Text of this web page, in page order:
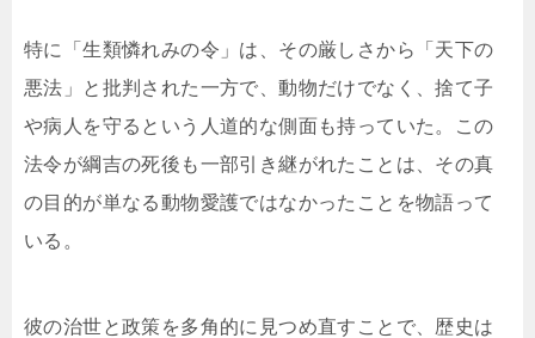
特に「生類憐れみの令」は、その厳しさから「天下の
悪法」と批判された一方で、動物だけでなく、捨て子
や病人を守るという人道的な側面も持っていた。この
法令が綱吉の死後も一部引き継がれたことは、その真
の目的が単なる動物愛護ではなかったことを物語って
いる。
彼の治世と政策を多角的に見つめ直すことで、歴史は